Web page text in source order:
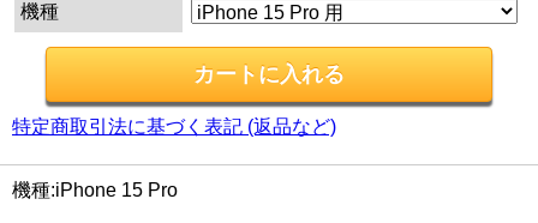
機種
特定商取引法に基づく表記 (返品など)
機種:iPhone 15 Pro